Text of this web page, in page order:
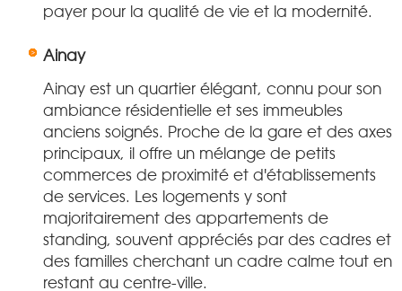
payer pour la qualité de vie et la modernité.
Ainay
Ainay est un quartier élégant, connu pour son
ambiance résidentielle et ses immeubles
anciens soignés. Proche de la gare et des axes
principaux, il offre un mélange de petits
commerces de proximité et d'établissements
de services. Les logements y sont
majoritairement des appartements de
standing, souvent appréciés par des cadres et
des familles cherchant un cadre calme tout en
restant au centre-ville.